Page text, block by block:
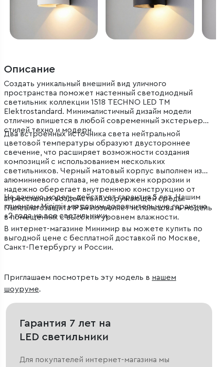
Описание
Создать уникальный внешний вид уличного
пространства поможет настенный светодиодный
светильник коллекции 1518 TECHNO LED ТМ
Elektrostandard. Минималистичный дизайн модели
отлично впишется в любой современный экстерьер
стилей техно и модерн.
Два встроенных источника света нейтральной
цветовой температуры образуют двустороннее
свечение, что расширяет возможности создания
композиций с использованием нескольких
светильников. Черный матовый корпус выполнен из
алюминиевого сплава, не подвержен коррозии и
надежно оберегает внутреннюю конструкцию от
агрессивных воздействий окружающей среды.
Пылевлагозащита IP54 позволяет использовать модель
в помещениях с высоким уровнем влажности.
На данную модель действует гарантия 5 лет. Нашим
клиентам Minimir мы дарим дополнительную гарантию
+2 года на все светильники.
В интернет-магазине Минимир вы можете купить по
выгодной цене с бесплатной доставкой по Москве,
Санкт-Петербургу и России.
Приглашаем посмотреть эту модель в нашем
шоуруме.
Гарантия 7 лет на
LED светильники
Для покупателей интернет-магазина мы